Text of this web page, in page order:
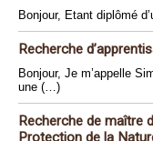
Bonjour, Etant diplômé
Recherche
Bonjour, Je m’appelle
une (…)
Recherche de maître
Protection de la